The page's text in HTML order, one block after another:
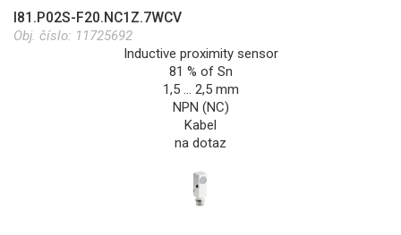
I81.P02S-F20.NC1Z.7WCV
Obj. číslo: 11725692
Inductive proximity sensor
81 % of Sn
1,5 … 2,5 mm
NPN (NC)
Kabel
na dotaz